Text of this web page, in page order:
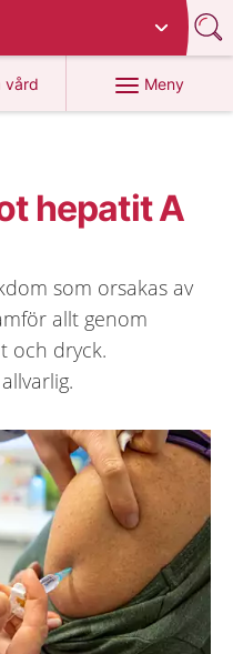
vård
1177.se
Meny
hepatit A
som orsakas av
allt genom
och dryck.